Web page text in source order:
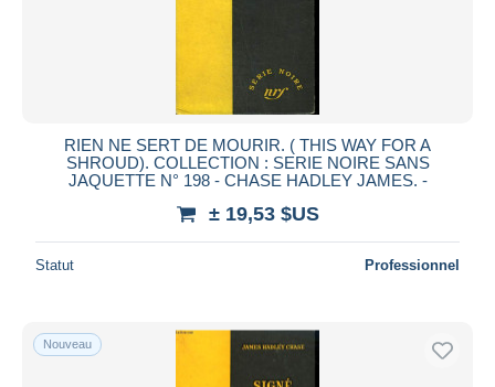
RIEN NE SERT DE MOURIR. ( THIS WAY FOR A
SHROUD). COLLECTION : SERIE NOIRE SANS
JAQUETTE N° 198 - CHASE HADLEY JAMES. -
± 19,53 $US
Statut Professionnel
Nouveau